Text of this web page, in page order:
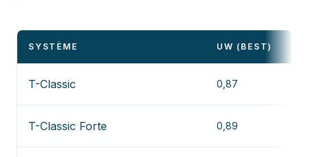
SYSTÈME UW (BEST)
T-Classic 0,87
T-Classic Forte 0,89